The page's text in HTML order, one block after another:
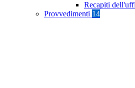
Recapiti
Provvedimenti 14